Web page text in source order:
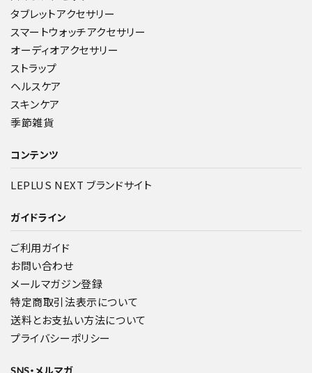
タブレットアクセサリー
スマートウォッチアクセサリー
オーディオアクセサリー
ストラップ
ヘルスケア
スキンケア
季節雑貨
コンテンツ
LEPLUS NEXT ブランドサイト
ガイドライン
ご利用ガイド
お問い合わせ
メールマガジン登録
特定商取引法表示について
送料とお支払い方法について
プライバシーポリシー
SNS・メルマガ